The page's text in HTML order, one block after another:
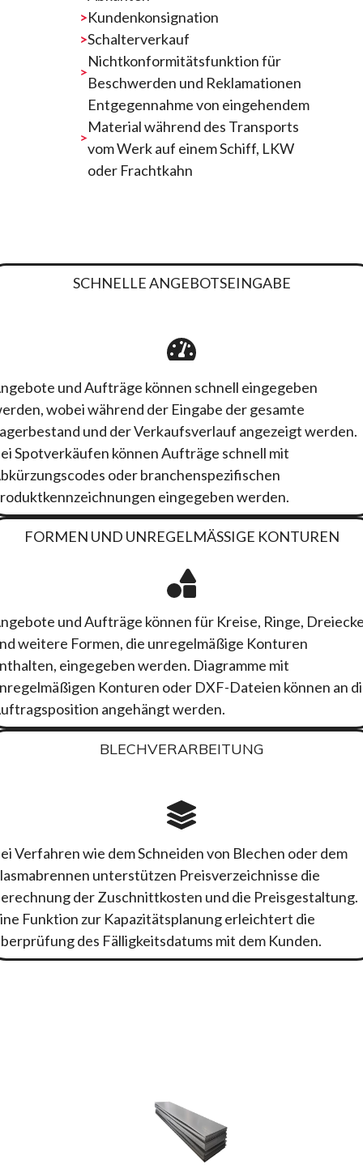
Kundenkonsignation
Schalterverkauf
Nichtkonformitätsfunktion für
Beschwerden und Reklamationen
Entgegennahme von eingehendem
Material während des Transports
vom Werk auf einem Schiff, LKW
oder Frachtkahn
SCHNELLE ANGEBOTSEINGABE
und Aufträge können schnell eingegeben
wobei während der Eingabe der gesamte
und der Verkaufsverlauf angezeigt werden.
Spotverkäufen können Aufträge schnell mit
oder branchenspezifischen
eingegeben werden.
FORMEN UND UNREGELMÄSSIGE KONTUREN
und Aufträge können für Kreise, Ringe,
weitere Formen, die unregelmäßige Konturen
eingegeben werden. Diagramme mit
Konturen oder DXF-Dateien können an
angehängt werden.
BLECHVERARBEITUNG
Verfahren wie dem Schneiden von Blechen oder dem
unterstützen Preisverzeichnisse die
der Zuschnittkosten und die Preisgestaltung.
Funktion zur Kapazitätsplanung erleichtert die
des Fälligkeitsdatums mit dem Kunden.